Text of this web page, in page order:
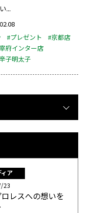
...
#プレゼント
#京都店
府インター店
子明太子
ィア
23
レスへの想いを